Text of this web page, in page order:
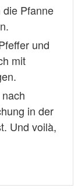
Pfanne
und
mit
in der
Und voilà,